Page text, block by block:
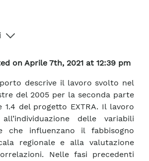
on Aprile 7th, 2021 at 12:39 pm
descrive il lavoro svolto nel
del 2005 per la seconda parte
1.4 del progetto EXTRA. Il lavoro
delle variabili
che influenzano il fabbisogno
regionale e alla valutazione
Nelle fasi precedenti